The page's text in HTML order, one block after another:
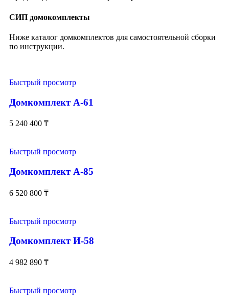
СИП домокомплекты
Ниже каталог домкомплектов для самостоятельной сборки
по инструкции.
Быстрый просмотр
Домкомплект А-61
5 240 400 ₸
Быстрый просмотр
Домкомплект А-85
6 520 800 ₸
Быстрый просмотр
Домкомплект И-58
4 982 890 ₸
Быстрый просмотр